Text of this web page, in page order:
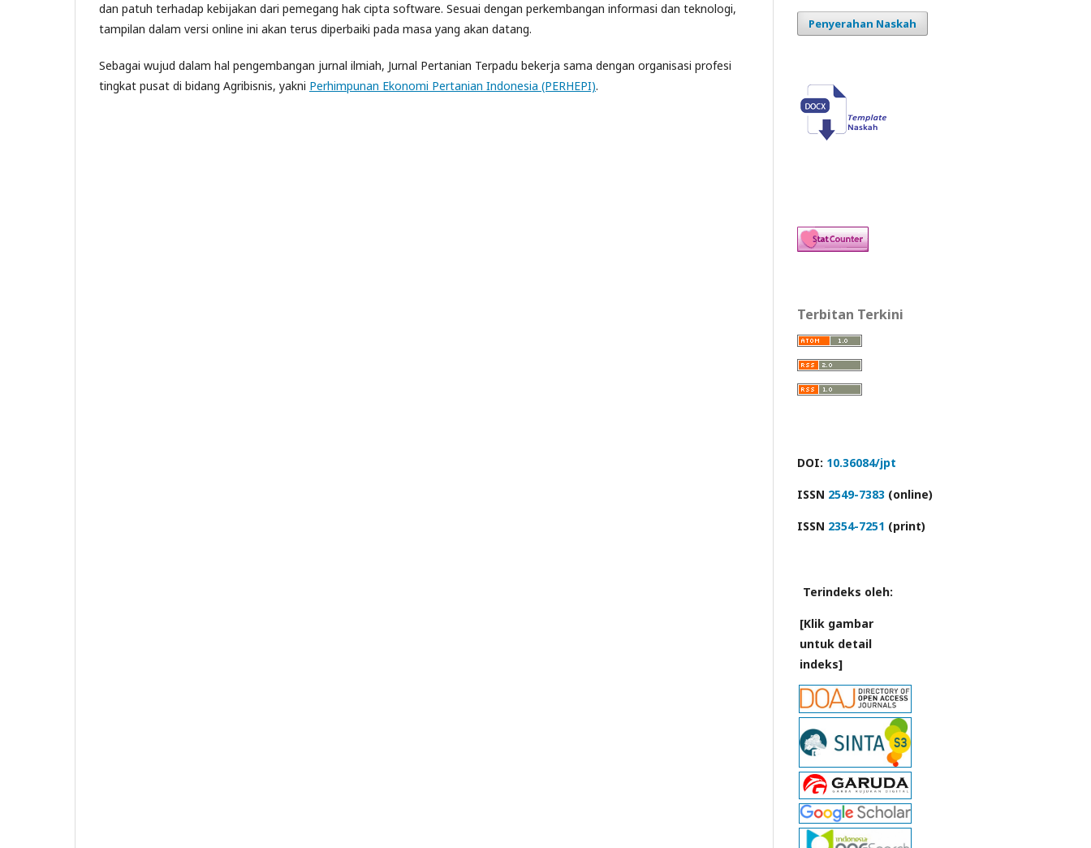
dan patuh terhadap kebijakan dari pemegang hak cipta software. Sesuai dengan perkembangan informasi dan teknologi,
tampilan dalam versi online ini akan terus diperbaiki pada masa yang akan datang.
Sebagai wujud dalam hal pengembangan jurnal ilmiah, Jurnal Pertanian Terpadu bekerja sama dengan organisasi profesi
tingkat pusat di bidang Agribisnis, yakni Perhimpunan Ekonomi Pertanian Indonesia (PERHEPI).
Penyerahan Naskah
Terbitan Terkini
DOI: 10.36084/jpt
ISSN 2549-7383 (online)
ISSN 2354-7251 (print)
Terindeks oleh:
[Klik gambar
untuk detail
indeks]